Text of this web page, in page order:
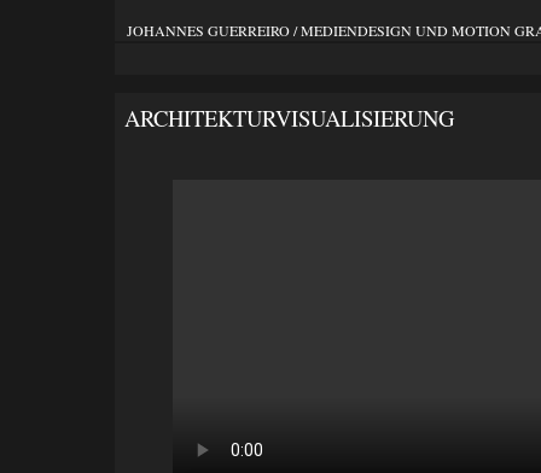
JOHANNES GUERREIRO / MEDIENDESIGN UND MOTION
ARCHITEKTURVISUALISIERUNG